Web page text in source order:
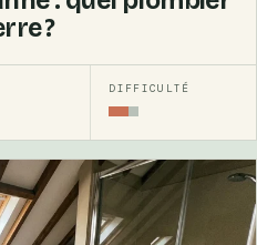
?
DIFFICULTÉ
Intermédiaire